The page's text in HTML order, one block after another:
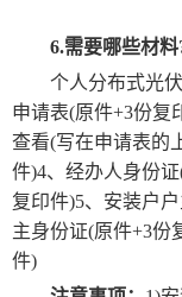
6.需要哪些材料
个人分布式光
申请表(原件+3份复
查看(写在申请表的
件)4、经办人身份
复印件)5、安装户
主身份证(原件+3份
件)